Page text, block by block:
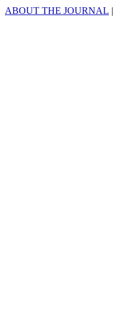
ABOUT THE JOURNAL |